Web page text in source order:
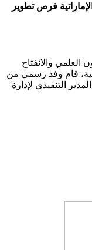
فرص تطوير
العلمي والانفتاح
قام وفد رسمي من
التنفيذي لإدارة